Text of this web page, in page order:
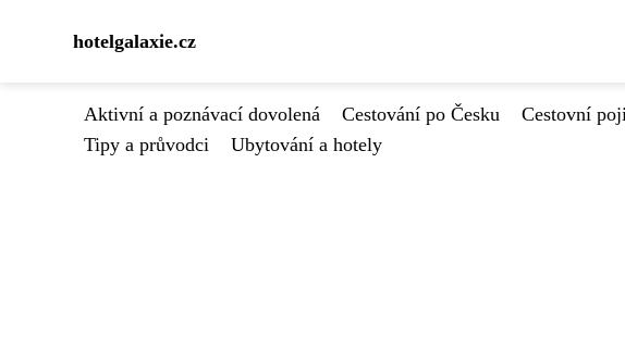
hotelgalaxie.cz
Aktivní a poznávací dovolená Cestování po Česku Cestovní
Tipy a průvodci
Ubytování a hotely